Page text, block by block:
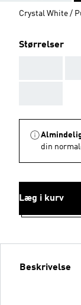
Crystal White /
Størrelser
din
Læg i kurv
Beskrivelse